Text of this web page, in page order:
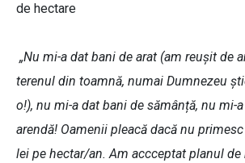
de hectare
„Nu mi-a dat bani de arat (am reușit de
terenul din toamnă, numai Dumnezeu
o!), nu mi-a dat bani de sămânță, nu mi-
arendă! Oamenii pleacă dacă nu
lei pe hectar/an. Am accceptat planul de